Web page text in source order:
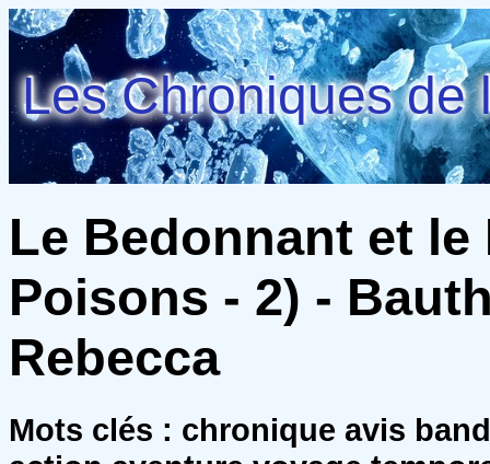
Les Chroniques de
Le Bedonnant et
Poisons - 2) -
Rebecca
Mots clés : chronique avis